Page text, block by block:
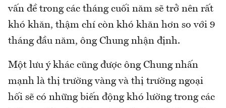
vấn đề trong các tháng cuối năm sẽ trở nên rất
khó khăn, thậm chí còn khó khăn hơn so với 9
tháng đầu năm, ông Chung nhận định.
Một lưu ý khác cũng được ông Chung nhấn
mạnh là thị trường vàng và thị trường ngoại
hối sẽ có những biến động khó lường trong các